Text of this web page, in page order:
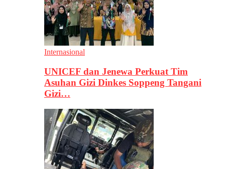
Internasional
UNICEF dan Jenewa Perkuat Tim
Asuhan Gizi Dinkes Soppeng Tangani
Gizi…